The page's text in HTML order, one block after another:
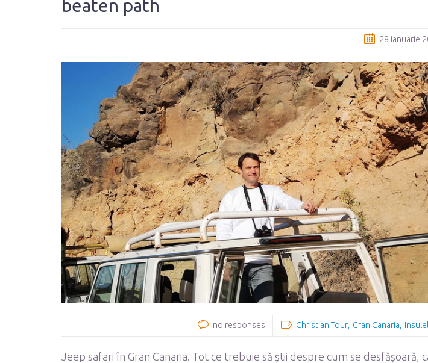
beaten path
28 ianuarie
no responses Christian Tour Gran Canaria
Jeep safari în Gran Canaria. Tot ce trebuie să știi despre cum se desfășoară,